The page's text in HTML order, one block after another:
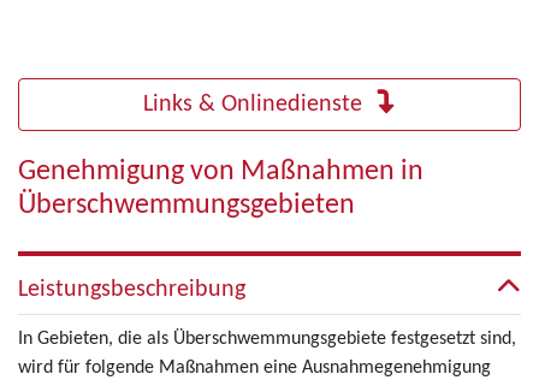
Links & Onlinedienste
Genehmigung von Maßnahmen in
Überschwemmungsgebieten
Leistungsbeschreibung
In Gebieten, die als Überschwemmungsgebiete festgesetzt sind,
wird für folgende Maßnahmen eine Ausnahmegenehmigung